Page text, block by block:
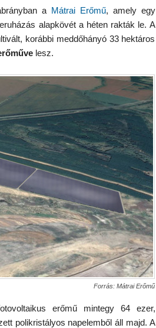
a Mátrai Erőmű, amely egy
alapkövét a héten rakták le. A
korábbi meddőhányó 33 hektáros
lesz.
Forrás: Mátrai Erőmű
erőmű mintegy 64 ezer,
polikristályos napelemből áll majd. A